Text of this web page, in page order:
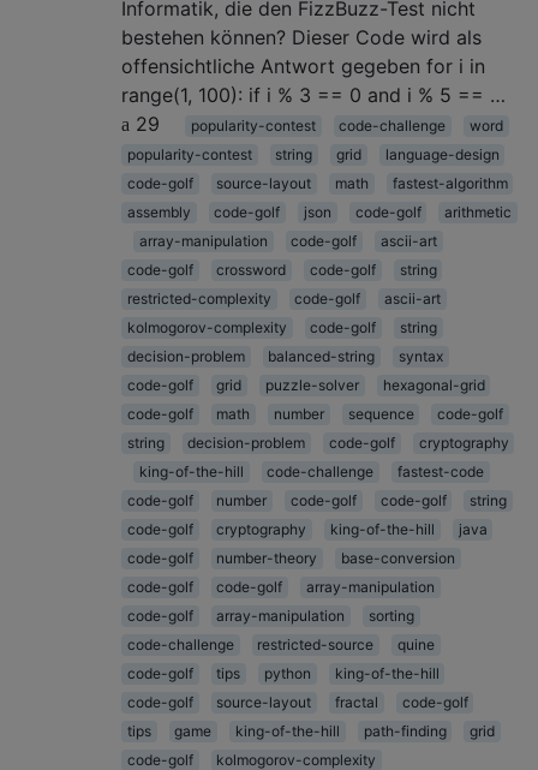
Informatik, die den FizzBuzz-Test nicht
bestehen können? Dieser Code wird als
offensichtliche Antwort gegeben for i in
range(1, 100): if i % 3 == 0 and i % 5 == …
29
popularity-contest code-challenge
word
popularity-contest
string grid
language-design
code-golf
source-layout math
fastest-algorithm
assembly
code-golf json code-golf
arithmetic
array-manipulation
code-golf
ascii-art
code-golf
crossword code-golf
string
restricted-complexity
code-golf
ascii-art
kolmogorov-complexity
code-golf
string
decision-problem
balanced-string
syntax
code-golf
grid puzzle-solver
hexagonal-grid
code-golf
math number sequence
code-golf
string
decision-problem code-golf
cryptography
king-of-the-hill
code-challenge
fastest-code
code-golf
number code-golf code-golf
string
code-golf
cryptography king-of-the-hill
java
code-golf
number-theory
base-conversion
code-golf
code-golf
array-manipulation
code-golf
array-manipulation
sorting
code-challenge
restricted-source
quine
code-golf
tips python
king-of-the-hill
code-golf
source-layout fractal
code-golf
tips
game king-of-the-hill path-finding
grid
code-golf
kolmogorov-complexity